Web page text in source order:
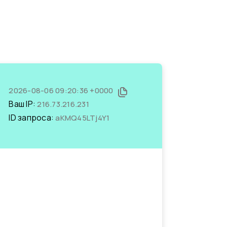
2026-08-06 09:20:36 +0000
Ваш IP:216.73.216.231
ID запроса:aKMQ45LTj4Y1